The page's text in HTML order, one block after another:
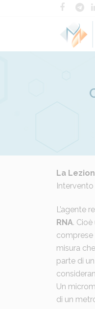
Posted at
La
L’agente
RNA.
comprese
misura
parte di
Un
di un